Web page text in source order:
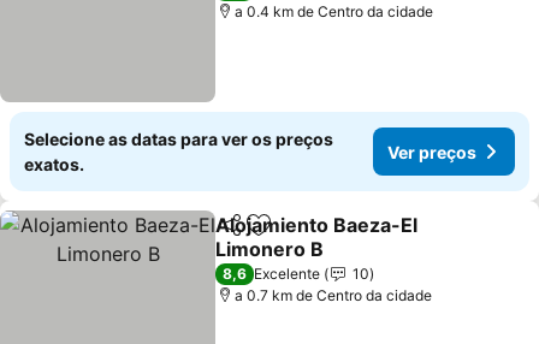
a 0.4 km de Centro da cidade
Selecione as datas para ver os preços
exatos.
Ver preços
PartilharAdicionar aos favoritos
Alojamiento Baeza-El
Limonero B
8,6 Excelente
10
a 0.7 km de Centro da cidade